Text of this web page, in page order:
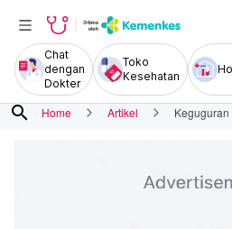
Chat
dengan
Dokter
Toko
Kesehatan
search Home Artikel